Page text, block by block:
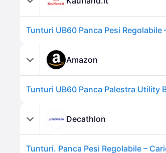
Amazon
Decathlon